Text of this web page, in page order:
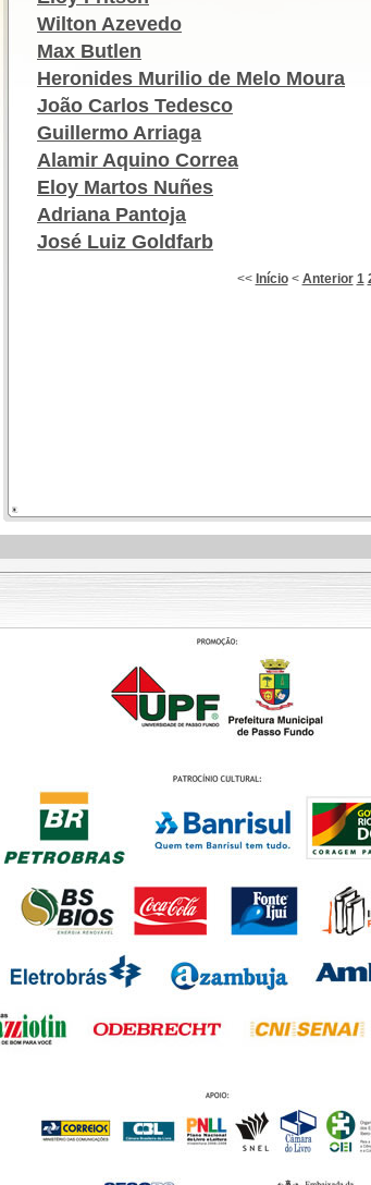
Wilton Azevedo
Max Butlen
Heronides Murilio de Melo Moura
João Carlos Tedesco
Guillermo Arriaga
Alamir Aquino Correa
Eloy Martos Nuñes
Adriana Pantoja
José Luiz Goldfarb
<< Início< Anterior 1